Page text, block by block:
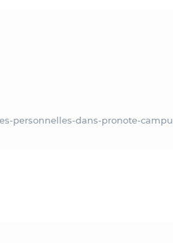
personnelles-dans-pronote-